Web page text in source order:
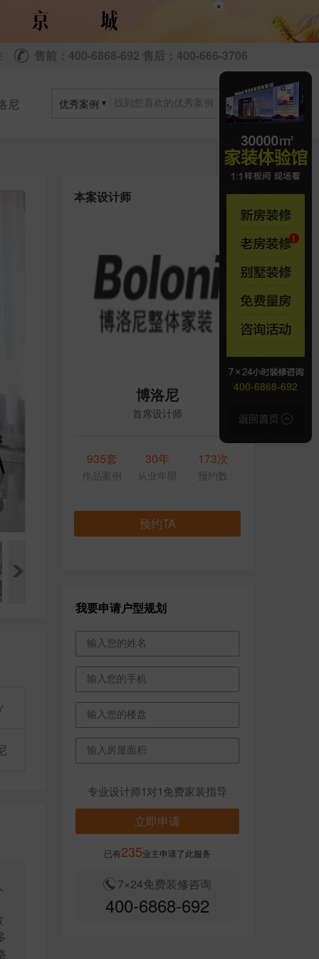
×
售前：400-6868-692 售后：400-666-3706
尼 优秀案例
本案设计师
博洛尼
首席设计师
173次
预约数
30年
从业年限
935套
作品案例
预约TA
我要申请户型规划
专业设计师1对1免费家装指导
立即申请
已有235业主申请了此服务
7×24免费装修咨询
400-6868-692
400-6868-692